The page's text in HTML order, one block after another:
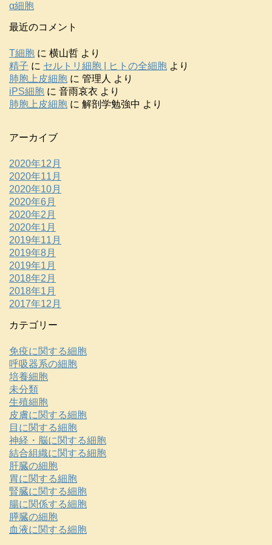
α細胞
最近のコメント
T細胞 に 横山哲 より
精子 に セルトリ細胞 | ヒトの全細胞 より
肺胞上皮細胞 に 管理人 より
iPS細胞 に 音雨哀衣 より
肺胞上皮細胞 に 解剖学勉強中 より
アーカイブ
2020年12月
2020年11月
2020年10月
2020年6月
2020年2月
2020年1月
2019年11月
2019年8月
2019年1月
2018年2月
2018年1月
2017年12月
カテゴリー
免疫に関する細胞
呼吸器系の細胞
培養細胞
未分類
生殖細胞
皮膚に関する細胞
目に関する細胞
神経・脳に関する細胞
結合組織に関する細胞
肝臓の細胞
胃に関する細胞
腎臓に関する細胞
腸に関係する細胞
膵臓の細胞
血液に関する細胞